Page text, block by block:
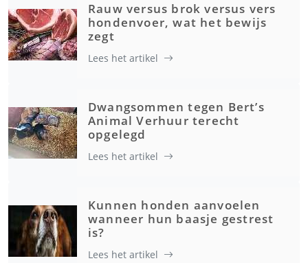
Rauw versus brok versus vers
hondenvoer, wat het bewijs
zegt
Lees het artikel
Dwangsommen tegen Bert’s
Animal Verhuur terecht
opgelegd
Lees het artikel
Kunnen honden aanvoelen
wanneer hun baasje gestrest
is?
Lees het artikel